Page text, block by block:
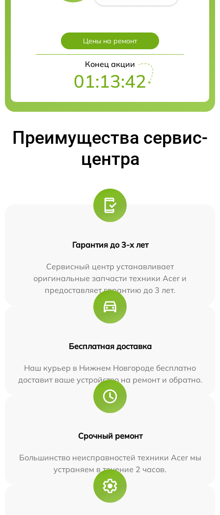
Цены на ремонт
Конец акции
01:13:41
Преимущества сервис-
центра
Гарантия до 3-х лет
Сервисный центр устанавливает
оригинальные запчасти техники Acer и
предоставляет гарантию до 3 лет.
Бесплатная доставка
Наш курьер в Нижнем Новгороде бесплатно
доставит ваше устройство на ремонт и обратно.
Срочный ремонт
Большинство неисправностей техники Acer мы
устраняем в течение 2 часов.